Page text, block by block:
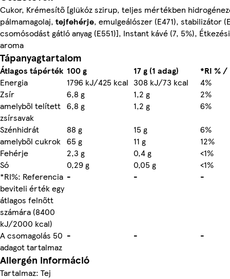
Cukor, Krémesítő [glükóz szirup, teljes mértékben
pálmamagolaj, tejfehérje, emulgeálószer (E471), stabilizátor
csomósodást gátló anyag (E551)], Instant kávé (7, 5%),
aroma
Tápanyagtartalom
Átlagos tápérték 100 g 17 g (1 adag)
*RI % /
Energia
1796 kJ/425 kcal 308 kJ/73 kcal
4%
Zsír
6,8 g 1,2 g
2%
amelyből telített
zsírsavak
6,8 g 1,2 g
6%
Szénhidrát
88 g 15 g
6%
amelyből cukrok 65 g 11 g
12%
Fehérje
2,3 g 0,4 g
<1%
Só
0,29 g 0,05 g
<1%
*RI%: Referencia
beviteli érték egy
átlagos felnőtt
számára (8400
kJ/2000 kcal)
- - -
A csomagolás 50
adagot tartalmaz
- - -
Allergén információ
Tartalmaz: Tej